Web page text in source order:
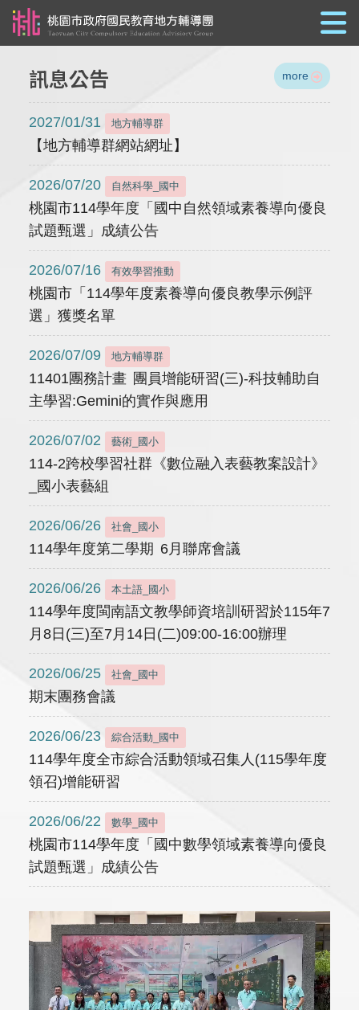
訊息公告 more
2027/01/31 地方輔導群
【地方輔導群網站網址】
2026/07/20 自然科學_國中
桃園市114學年度「國中自然領域素養導向優良
試題甄選」成績公告
2026/07/16 有效學習推動
桃園市「114學年度素養導向優良教學示例評
選」獲獎名單
2026/07/09 地方輔導群
11401團務計畫 團員增能研習(三)-科技輔助自
主學習:Gemini的實作與應用
2026/07/02 藝術_國小
114-2跨校學習社群《數位融入表藝教案設計》
_國小表藝組
2026/06/26 社會_國小
114學年度第二學期 6月聯席會議
2026/06/26 本土語_國小
114學年度閩南語文教學師資培訓研習於115年7
月8日(三)至7月14日(二)09:00-16:00辦理
2026/06/25 社會_國中
期末團務會議
2026/06/23 綜合活動_國中
114學年度全市綜合活動領域召集人(115學年度
領召)增能研習
2026/06/22 數學_國中
桃園市114學年度「國中數學領域素養導向優良
試題甄選」成績公告